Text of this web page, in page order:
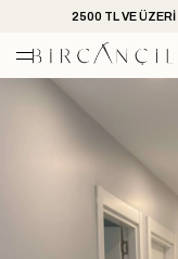
2500 TL VE